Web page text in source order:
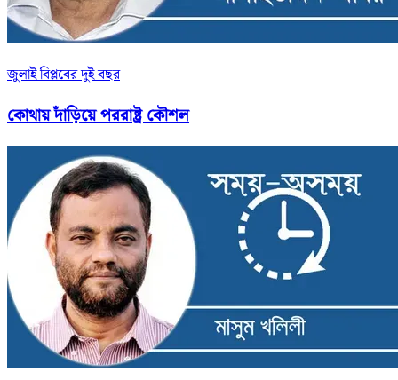
জুলাই বিপ্লবের দুই বছর
কোথায় দাঁড়িয়ে পররাষ্ট্র কৌশল